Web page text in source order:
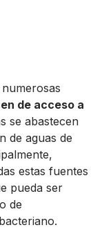
de acceso a
se abastecen
de aguas de
estas fuentes
pueda ser
de